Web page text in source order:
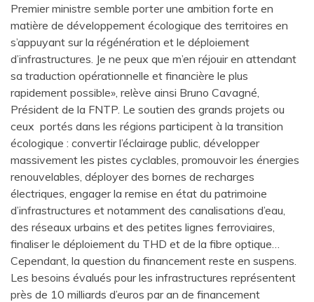
Premier ministre semble porter une ambition forte en
matière de développement écologique des territoires en
s’appuyant sur la régénération et le déploiement
d’infrastructures. Je ne peux que m’en réjouir en attendant
sa traduction opérationnelle et financière le plus
rapidement possible», relève ainsi Bruno Cavagné,
Président de la FNTP. Le soutien des grands projets ou
ceux portés dans les régions participent à la transition
écologique : convertir l’éclairage public, développer
massivement les pistes cyclables, promouvoir les énergies
renouvelables, déployer des bornes de recharges
électriques, engager la remise en état du patrimoine
d’infrastructures et notamment des canalisations d’eau,
des réseaux urbains et des petites lignes ferroviaires,
finaliser le déploiement du THD et de la fibre optique…
Cependant, la question du financement reste en suspens.
Les besoins évalués pour les infrastructures représentent
près de 10 milliards d’euros par an de financement